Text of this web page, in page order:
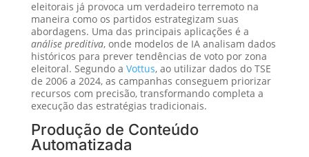
eleitorais já provoca um verdadeiro terremoto na
maneira como os partidos estrategizam suas
abordagens. Uma das principais aplicações é a
análise preditiva, onde modelos de IA analisam dados
históricos para prever tendências de voto por zona
eleitoral. Segundo a Vottus, ao utilizar dados do TSE
de 2006 a 2024, as campanhas conseguem priorizar
recursos com precisão, transformando completa a
execução das estratégias tradicionais.
Produção de Conteúdo
Automatizada